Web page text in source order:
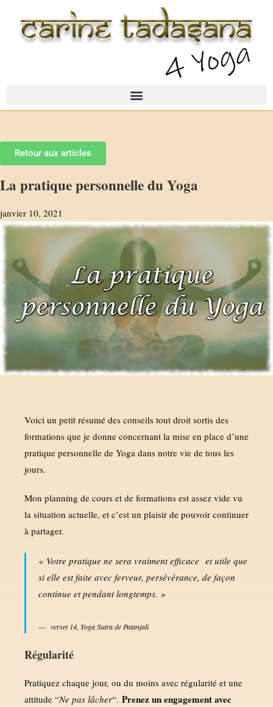
Retour aux articles
La pratique personnelle du Yoga
janvier 10, 2021
Voici un petit résumé des conseils tout droit sortis des
formations que je donne concernant la mise en place d’une
pratique personnelle de Yoga dans notre vie de tous les
jours.
Mon planning de cours et de formations est assez vide vu
la situation actuelle, et c’est un plaisir de pouvoir continuer
à partager.
« Votre pratique ne sera vraiment efficace et utile que
si elle est faite avec ferveur, persévérance, de façon
continue et pendant longtemps. »
verset 14, Yoga Sutra de Patanjali
Régularité
Pratiquez chaque jour, ou du moins avec régularité et une
attitude “Ne pas lâcher“. Prenez un engagement avec